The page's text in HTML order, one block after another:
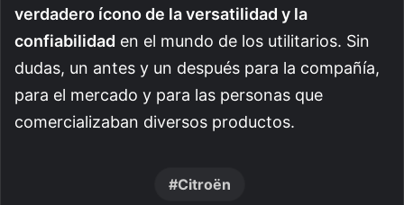
verdadero ícono de la versatilidad y la
confiabilidad en el mundo de los utilitarios. Sin
dudas, un antes y un después para la compañía,
para el mercado y para las personas que
comercializaban diversos productos.
Citroën